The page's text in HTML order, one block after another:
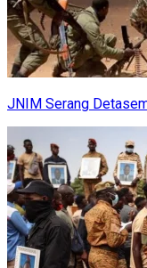
JNIM Serang